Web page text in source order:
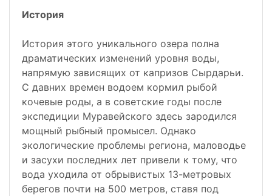
История
История этого уникального озера полна
драматических изменений уровня воды,
напрямую зависящих от капризов Сырдарьи.
С давних времен водоем кормил рыбой
кочевые роды, а в советские годы после
экспедиции Муравейского здесь зародился
мощный рыбный промысел. Однако
экологические проблемы региона, маловодье
и засухи последних лет привели к тому, что
вода уходила от обрывистых 13-метровых
берегов почти на 500 метров, ставя под